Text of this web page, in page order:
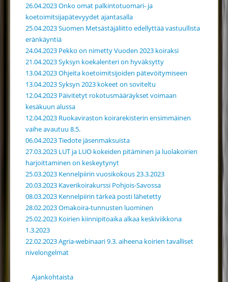
26.04.2023 Onko omat palkintotuomari- ja
koetoimitsijapätevyydet ajantasalla
25.04.2023 Suomen Metsästäjäliitto edellyttää vastuullista
eränkäyntiä
24.04.2023 Pekko on nimetty Vuoden 2023 koiraksi
21.04.2023 Syksyn koekalenteri on hyväksytty
13.04.2023 Ohjeita koetoimitsijoiden pätevöitymiseen
13.04.2023 Syksyn 2023 kokeet on soviteltu
12.04.2023 Päivitetyt rokotusmääräykset voimaan
kesäkuun alussa
12.04.2023 Ruokaviraston koirarekisterin ensimmäinen
vaihe avautuu 8.5.
06.04.2023 Tiedote jäsenmaksuista
27.03.2023 LUT ja LUO kokeiden pitäminen ja luolakoirien
harjoittaminen on keskeytynyt
25.03.2023 Kennelpiirin vuosikokous 23.3.2023
20.03.2023 Kaverikoirakurssi Pohjois-Savossa
08.03.2023 Kennelpiirin tärkeä posti lähetetty
28.02.2023 Omakoira-tunnusten luominen
25.02.2023 Koirien kiinnipitoaika alkaa keskiviikkona
1.3.2023
22.02.2023 Agria-webinaari 9.3. aiheena koirien tavalliset
nivelongelmat
Ajankohtaista